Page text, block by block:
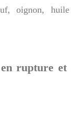
oignon, huile
rupture et